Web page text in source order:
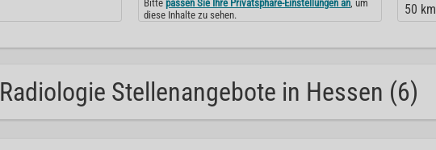
Bittepassen Sie Ihre Privatsphäre-Einstellungen an, um
diese Inhalte zu sehen.
50 km
Radiologie Stellenangebote in Hessen (6)